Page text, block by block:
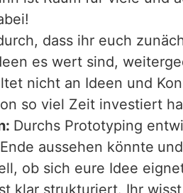
dass ihr euch
es wert sind,
nicht an Ideen und
so viel Zeit investiert
Durchs Prototyping
aussehen könnte
ob sich eure Idee
klar strukturiert. Ihr